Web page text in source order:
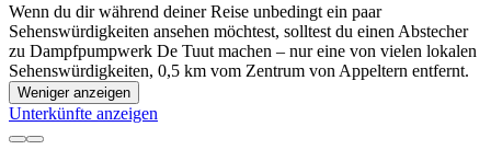
Wenn du dir während deiner Reise unbedingt ein paar
Sehenswürdigkeiten ansehen möchtest, solltest du einen Abstecher
zu Dampfpumpwerk De Tuut machen – nur eine von vielen lokalen
Sehenswürdigkeiten, 0,5 km vom Zentrum von Appeltern entfernt.
Weniger anzeigen
Unterkünfte anzeigen